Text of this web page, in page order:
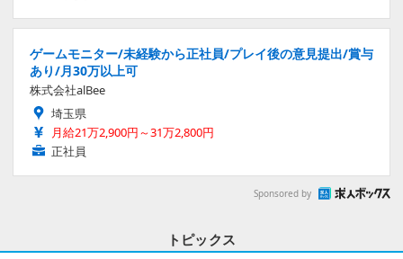
ゲームモニター/未経験から正社員/プレイ後の意見提出/賞与
あり/月30万以上可
株式会社alBee
埼玉県
月給21万2,900円～31万2,800円
正社員
Sponsored by
トピックス